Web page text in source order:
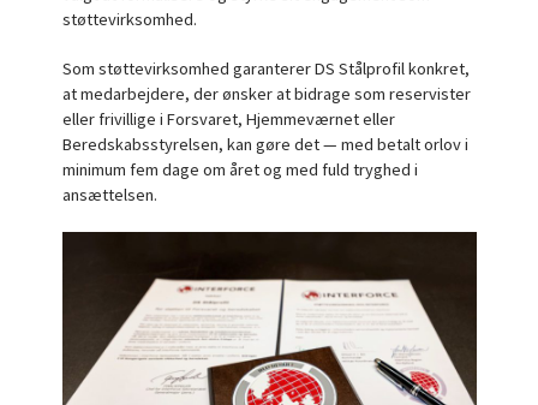
støttevirksomhed.
Som støttevirksomhed garanterer DS Stålprofil konkret,
at medarbejdere, der ønsker at bidrage som reservister
eller frivillige i Forsvaret, Hjemmeværnet eller
Beredskabsstyrelsen, kan gøre det — med betalt orlov i
minimum fem dage om året og med fuld tryghed i
ansættelsen.